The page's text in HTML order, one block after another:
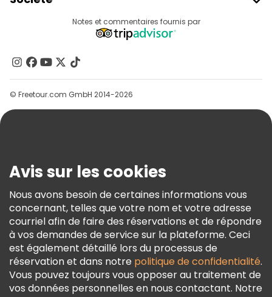
Connexion Du Fournisseur
Programme D’affiliation
Contactez-Nous
Groupes
Aide
Conditions Générales Et Mentions Légales
Politique En Matière De Cookies
Freetour Prix
Programme De Fidélité
Notes et commentaires fournis par
© Freetour.com GmbH 2014-2026
Avis sur les cookies
Nous avons besoin de certaines informations vous
concernant, telles que votre nom et votre adresse
courriel afin de faire des réservations et de répondre
à vos demandes de service sur la plateforme. Ceci
est également détaillé lors du processus de
réservation et dans notre politique de confidentialité.
Vous pouvez toujours vous opposer au traitement de
vos données personnelles en nous contactant. Notre